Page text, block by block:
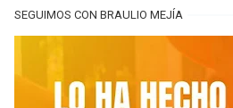
SEGUIMOS CON BRAULIO MEJÍA